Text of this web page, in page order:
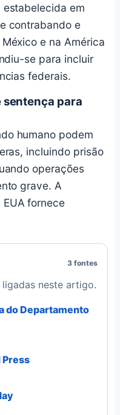
em
contrabando e
e na América
se para incluir
federais.
sentença para
humano podem
incluindo prisão
operações
grave. A
fornece
3 fontes
neste artigo.
do Departamento